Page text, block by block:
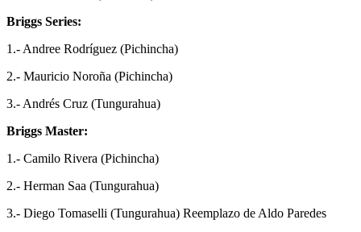
Briggs Series:
1.- Andree Rodríguez (Pichincha)
2.- Mauricio Noroña (Pichincha)
3.- Andrés Cruz (Tungurahua)
Briggs Master:
1.- Camilo Rivera (Pichincha)
2.- Herman Saa (Tungurahua)
3.- Diego Tomaselli (Tungurahua) Reemplazo de Aldo Paredes